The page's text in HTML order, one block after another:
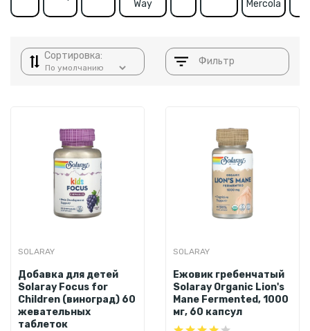
Way
Mercola
Сортировка: Фильтр
SOLARAY
Добавка для детей
Solaray Focus for
Children (виноград) 60
жевательных
таблеток
SOLARAY
Ежовик гребенчатый
Solaray Organic Lion's
Mane Fermented, 1000
мг, 60 капсул